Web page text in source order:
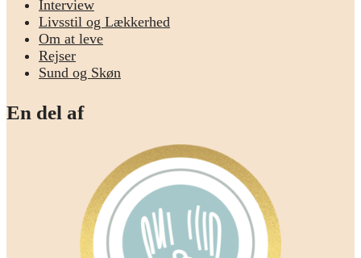
Interview
Livsstil og Lækkerhed
Om at leve
Rejser
Sund og Skøn
En del af